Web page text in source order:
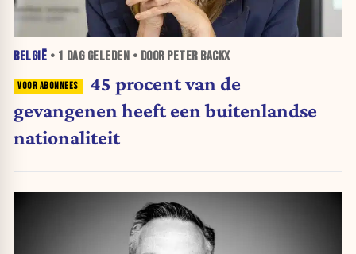
BELGIË • 1 DAGGELEDEN • DOOR PETER BACKX
45 procent van de
gevangenen heeft een buitenlandse
nationaliteit